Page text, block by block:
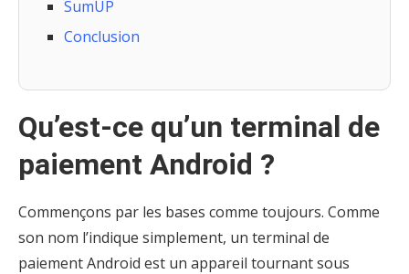
SumUP
Conclusion
Qu’est-ce qu’un terminal de
paiement Android ?
Commençons par les bases comme toujours. Comme
son nom l’indique simplement, un terminal de
paiement Android est un appareil tournant sous